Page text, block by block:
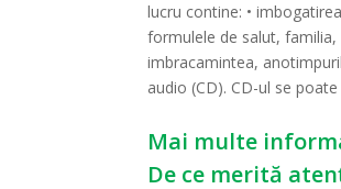
lucru contine: •
formulele de salut,
imbracamintea,
audio (CD). CD-ul se
Mai multe
De ce merită